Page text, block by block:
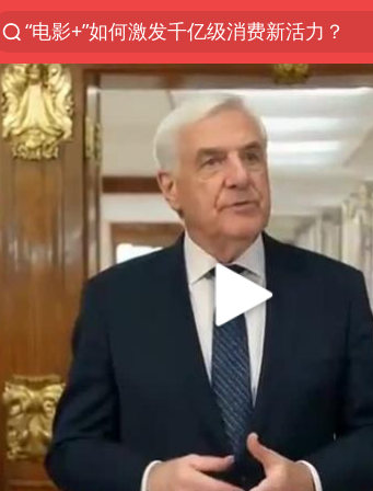
“电影+”如何激发千亿级消费新活力？
台风白海豚已进入24小时警戒线
全球首个长时储能一体化产业园量产
陈垣宇0-3张禹珍 国乒男单全军覆没
中巨芯：上半年归母净利润1405.77万元
四川宜宾市高县4.9级地震致1人死亡
中国女篮70-67险胜尼日利亚女篮
名创优品回应女子吐槽内裤质量差
上海：台风白海豚或将带来龙卷风
出口禁令驱动有色板块大涨
秋天的第一杯奶茶到底有多火
百花奖开幕式